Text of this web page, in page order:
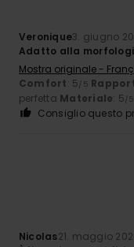
Veronique3. giugno
Adatto alla
Mostra originale -
Comfort: 5 /5
perfetta Materiale: 5 /5
Consiglio questo
Nicolas21. maggio